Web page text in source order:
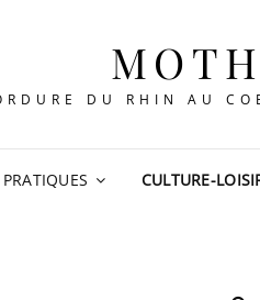
DU RHIN AU
CULTURE-